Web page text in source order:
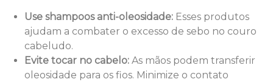
Use shampoos anti-oleosidade: Esses produtos
ajudam a combater o excesso de sebo no couro
cabeludo.
Evite tocar no cabelo: As mãos podem transferir
oleosidade para os fios. Minimize o contato